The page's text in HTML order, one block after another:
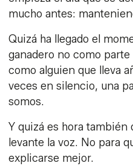
mucho antes:
Quizá ha llegado el
ganadero no como
como alguien que lleva
veces en silencio, una
somos.
Y quizá es hora
levante la voz. No para
explicarse mejor.